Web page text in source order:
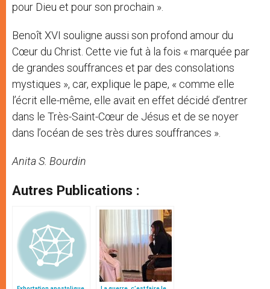
pour Dieu et pour son prochain ».
Benoît XVI souligne aussi son profond amour du
Cœur du Christ. Cette vie fut à la fois « marquée par
de grandes souffrances et par des consolations
mystiques », car, explique le pape, « comme elle
l’écrit elle-même, elle avait en effet décidé d’entrer
dans le Très-Saint-Cœur de Jésus et de se noyer
dans l’océan de ses très dures souffrances ».
Anita S. Bourdin
Autres Publications :